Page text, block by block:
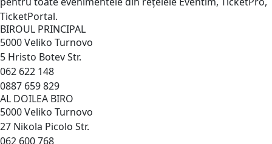
TicketPortal.
BIROUL PRINCIPAL
5000 Veliko Turnovo
5 Hristo Botev Str.
062 622 148
0887 659 829
AL DOILEA BIRO
5000 Veliko Turnovo
27 Nikola Picolo Str.
062 600 768